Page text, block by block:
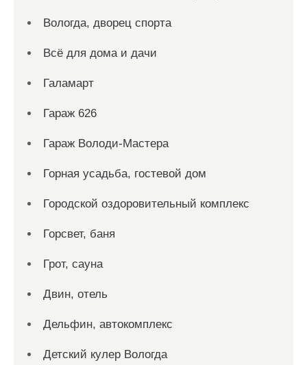
Вологда, дворец спорта
Всё для дома и дачи
Галамарт
Гараж 626
Гараж Володи-Мастера
Горная усадьба, гостевой дом
Городской оздоровительный комплекс
Горсвет, баня
Грот, сауна
Двин, отель
Дельфин, автокомплекс
Детский кулер Вологда